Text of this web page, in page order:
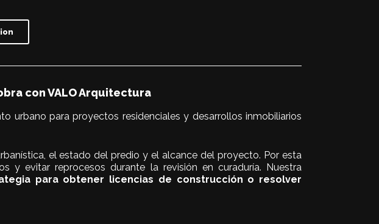
con VALO Arquitectura
urbano para proyectos residenciales y desarrollos inmobiliarios
el estado del predio y el alcance del proyecto. Por esta
y evitar reprocesos durante la revisión en curaduría. Nuestra
para obtener licencias de construcción o resolver